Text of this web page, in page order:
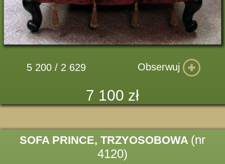
5 200 / 2 629 Obserwuj
7 100 zł
SOFA PRINCE, TRZYOSOBOWA (nr
4120)